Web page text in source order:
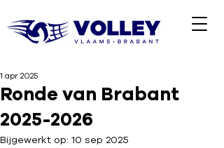
Ronde van Brabant
2025-2026
1 apr 2025
Bijgewerkt op: 10 sep 2025